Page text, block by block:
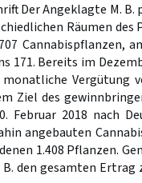
Der Angeklagte M.
Räumen des
Cannabispflanzen,
171. Bereits im
Vergütung
Ziel des
Februar 2018 nach
angebauten
1.408 Pflanzen.
den gesamten